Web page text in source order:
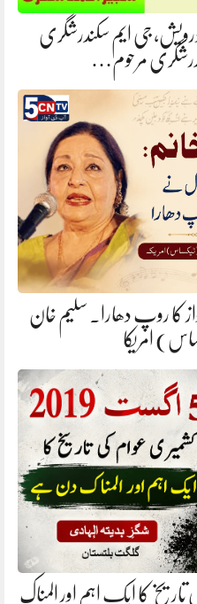
درویش، جی ایم سکندرشگری
مرحوم…
کا روپ دھارا. سلیم خان
امریکا
عوام کی تاریخ کا ایک اہم اور المناک